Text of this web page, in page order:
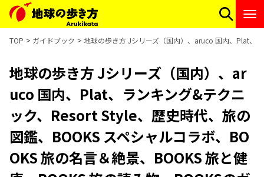
TOP ガイドブック 地球の歩き方 Jシリーズ（国内）、aruco 国内、Plat、
地球の歩き方 Jシリーズ（国内）、ar
uco 国内、Plat、ランキング&テクニ
ック、Resort Style、歴史時代、旅の
図鑑、BOOKS スペシャルコラボ、BO
OKS 旅の名言＆絶景、BOOKS 旅と健